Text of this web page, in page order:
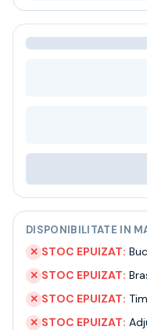
Ceai
Bacanie
Despre noi
Livrare
Termeni si conditii
Politica de
Intrebari frecvente
DISPONIBILITATE IN
✕ STOC EPUIZAT:
✕ STOC EPUIZAT:
✕ STOC EPUIZAT:
✕ STOC EPUIZAT: